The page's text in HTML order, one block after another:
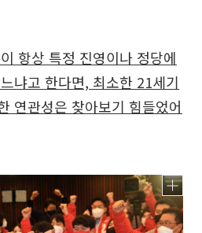
항상 특정 진영이나 정당에
냐고 한다면, 최소한 21세기
연관성은 찾아보기 힘들었어